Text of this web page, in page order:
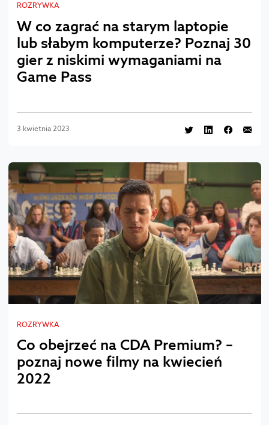
ROZRYWKA
W co zagrać na starym laptopie
lub słabym komputerze? Poznaj 30
gier z niskimi wymaganiami na
Game Pass
3 kwietnia 2023
ROZRYWKA
Co obejrzeć na CDA Premium? –
poznaj nowe filmy na kwiecień
2022